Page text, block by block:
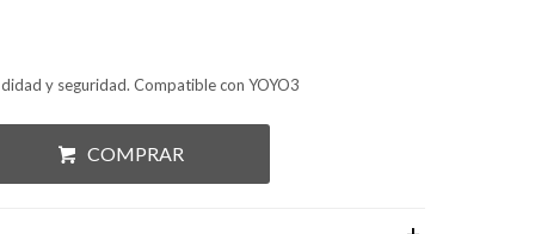
y seguridad. Compatible con YOYO3
COMPRAR